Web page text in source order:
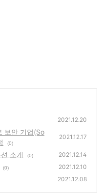
2021.12.20
보안 기업(So
(0)
2021.12.17
소개 (0) 2021.12.14
(0) 2021.12.10
2021.12.08